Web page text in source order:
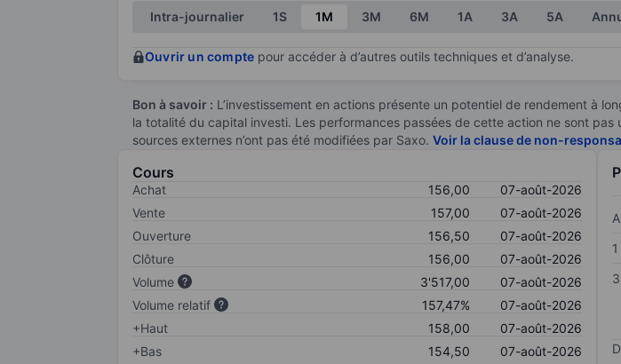
Intra-journalier 1S 1M 3M 6M 1A 3A 5A
Ouvrir un compte pour accéder à d’autres outils techniques et d’analyse.
Bon à savoir : L’investissement en actions présente un potentiel de rendement à
la totalité du capital investi. Les performances passées de cette action ne sont
sources externes n’ont pas été modifiées par Saxo. Voir la clause de non-
Cours
Achat 156,00
07-août-2026
Vente
157,00
07-août-2026
Ouverture
156,50
07-août-2026
Clôture
156,00
07-août-2026
Volume
3'517,00
07-août-2026
Volume relatif
157,47%
07-août-2026
+Haut
158,00
07-août-2026
+Bas
154,50 07-août-2026